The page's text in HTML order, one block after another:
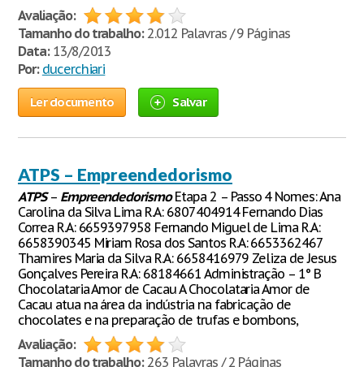
Avaliação:
Tamanho do trabalho:2.012 Palavras / 9 Páginas
Data:13/8/2013
Por: ducerchiari
Ler documento Salvar
ATPS – Empreendedorismo
ATPS– EmpreendedorismoEtapa 2 – Passo 4 Nomes: Ana
Carolina da Silva Lima R.A: 6807404914 Fernando Dias
Correa R.A: 6659397958 Fernando Miguel de Lima R.A:
6658390345 Miriam Rosa dos Santos R.A: 6653362467
Thamires Maria da Silva R.A: 6658416979 Zeliza de Jesus
Gonçalves Pereira R.A: 68184661 Administração – 1° B
Chocolataria Amor de Cacau A Chocolataria Amor de
Cacau atua na área da indústria na fabricação de
chocolates e na preparação de trufas e bombons,
Avaliação:
Tamanho do trabalho:263 Palavras / 2 Páginas